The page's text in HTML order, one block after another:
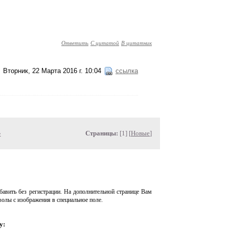
Ответить С цитатой В цитатник
Вторник, 22 Марта 2016 г. 10:04 ссылка
Страницы: [1] [Новые]
без регистрации. На дополнительной странице Вам
с изображения в специальное поле.